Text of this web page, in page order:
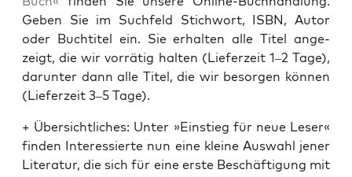
Geben Sie im Such­feld Stich­wort, ISBN, Autor
oder Buch­ti­tel ein. Sie erhal­ten alle Titel ange­
zeigt, die wir vor­rä­tig hal­ten (Lie­fer­zeit 1–2 Tage),
dar­un­ter dann alle Titel, die wir besor­gen kön­nen
(Lie­fer­zeit 3–5 Tage).
+ Über­sicht­li­ches: Unter »Ein­stieg für neue Leser«
fin­den Inter­es­sier­te nun eine klei­ne Aus­wahl jener
Lite­ra­tur, die sich für eine ers­te Beschäf­ti­gung mit